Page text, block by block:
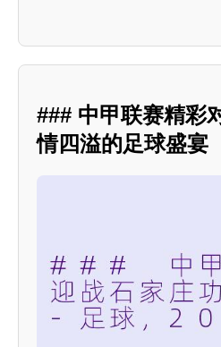
### 中甲联赛精彩
情四溢的足球盛宴